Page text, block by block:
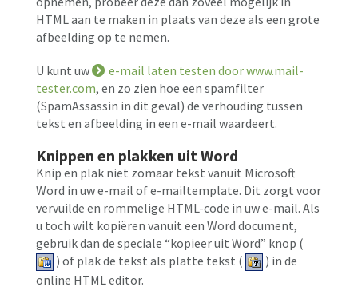
HTML aan te maken in plaats van deze als een grote
afbeelding op te nemen.
U kunt uw
e-mail laten testen door www.mail-
tester.com, en zo zien hoe een spamfilter
(SpamAssassin in dit geval) de verhouding tussen
tekst en afbeelding in een e-mail waardeert.
Knippen en plakken uit Word
Knip en plak niet zomaar tekst vanuit Microsoft
Word in uw e-mail of e-mailtemplate. Dit zorgt voor
vervuilde en rommelige HTML-code in uw e-mail. Als
u toch wilt kopiëren vanuit een Word document,
gebruik dan de speciale “kopieer uit Word” knop (
) of plak de tekst als platte tekst (
) in de
online HTML editor.